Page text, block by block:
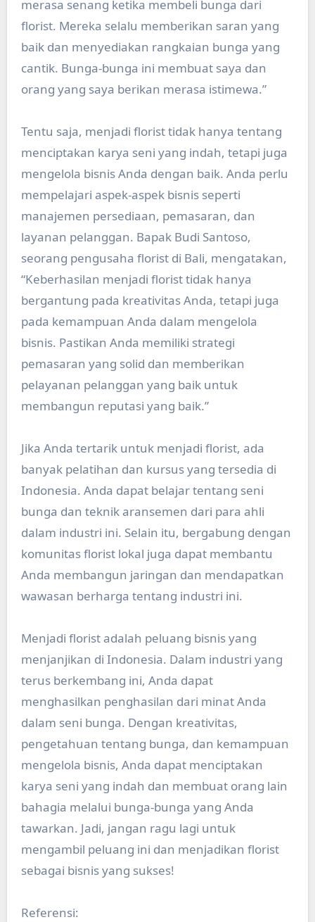
merasa senang ketika membeli bunga dari
florist. Mereka selalu memberikan saran yang
baik dan menyediakan rangkaian bunga yang
cantik. Bunga-bunga ini membuat saya dan
orang yang saya berikan merasa istimewa.”
Tentu saja, menjadi florist tidak hanya tentang
menciptakan karya seni yang indah, tetapi juga
mengelola bisnis Anda dengan baik. Anda perlu
mempelajari aspek-aspek bisnis seperti
manajemen persediaan, pemasaran, dan
layanan pelanggan. Bapak Budi Santoso,
seorang pengusaha florist di Bali, mengatakan,
“Keberhasilan menjadi florist tidak hanya
bergantung pada kreativitas Anda, tetapi juga
pada kemampuan Anda dalam mengelola
bisnis. Pastikan Anda memiliki strategi
pemasaran yang solid dan memberikan
pelayanan pelanggan yang baik untuk
membangun reputasi yang baik.”
Jika Anda tertarik untuk menjadi florist, ada
banyak pelatihan dan kursus yang tersedia di
Indonesia. Anda dapat belajar tentang seni
bunga dan teknik aransemen dari para ahli
dalam industri ini. Selain itu, bergabung dengan
komunitas florist lokal juga dapat membantu
Anda membangun jaringan dan mendapatkan
wawasan berharga tentang industri ini.
Menjadi florist adalah peluang bisnis yang
menjanjikan di Indonesia. Dalam industri yang
terus berkembang ini, Anda dapat
menghasilkan penghasilan dari minat Anda
dalam seni bunga. Dengan kreativitas,
pengetahuan tentang bunga, dan kemampuan
mengelola bisnis, Anda dapat menciptakan
karya seni yang indah dan membuat orang lain
bahagia melalui bunga-bunga yang Anda
tawarkan. Jadi, jangan ragu lagi untuk
mengambil peluang ini dan menjadikan florist
sebagai bisnis yang sukses!
Referensi: